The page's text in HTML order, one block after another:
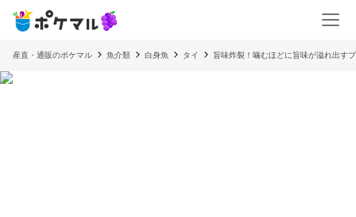
産直・通販のポケマル 魚介類 白身魚 タイ 旨味炸裂！噛むほどに旨味が溢れ出す